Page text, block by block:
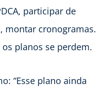
participar de
montar cronogramas.
planos se perdem.
“Esse plano ainda